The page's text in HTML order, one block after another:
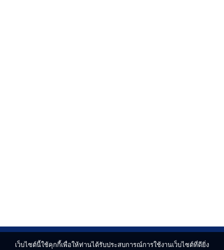
เว็บไซต์นี้ใช้คุกกี้เพื่อให้ท่านได้รับประสบการณ์การใช้งานเว็บไซต์ที่ดียิ่ง